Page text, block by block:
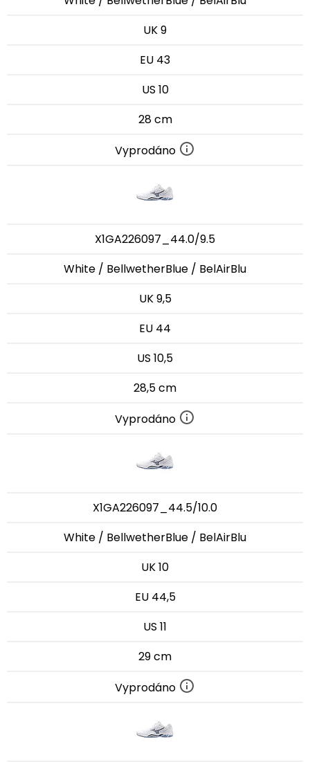
UK 9
EU 43
US 10
28 cm
Vyprodáno
X1GA226097_44.0/9.5
White / BellwetherBlue / BelAirBlu
UK 9,5
EU 44
US 10,5
28,5 cm
Vyprodáno
X1GA226097_44.5/10.0
White / BellwetherBlue / BelAirBlu
UK 10
EU 44,5
US 11
29 cm
Vyprodáno